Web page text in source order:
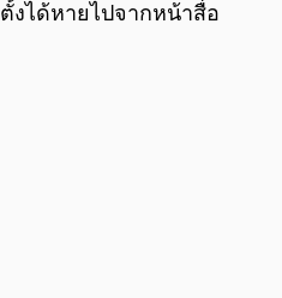
งได้หายไปจากหน้าสื่อ